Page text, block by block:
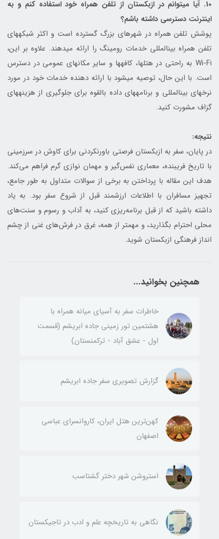
10. آیا می‎توانم در ازبکستان از تلفن همراه خود استفاده کنم و به
اینترنت دسترسی داشته باشم؟
پوشش تلفن همراه در شهرهای بزرگ گسترده است و اکثر شبکه‎های
تلفن همراه بین‎المللی خدمات رومینگ را ارائه می‎دهند. علاوه بر این،
Wi-Fi به راحتی در هتل‎ها، کافه‎ها و سایر مکان‎های عمومی در دسترس
است. با این حال، توصیه می‎شود با ارائه دهنده خدمات خود در مورد
نرخ‎های بین‎المللی و برنامه‎های داده بالقوه برای جلوگیری از هزینه‎های
گزاف مشورت کنید.
نتیجه:
در پایان، سفر به ازبکستان فرصتی باورنکردنی برای کاوش در سرزمینی
با تاریخ فریبنده، معماری نفس‌گیر و مهمان نوازی گرم فراهم می‌کند.
هدف این مقاله با پرداختن به برخی از سوالات متداول به طور جامع،
تجهیز مسافران با اطلاعات ارزشمند قبل از شروع سفر بود. به یاد
داشته باشید که از قبل برنامه‌ریزی کنید، به آداب و رسوم و سنت‌های
محلی احترام بگذارید، و مهمتر از همه، غرق در فرش‌های غنی از چشم
انداز فرهنگی ازبکستان شوید.
همچنین بخوانید...
خاطرات سفر به آسیای میانه همراه با
هشتمین تور زمینی جاده ابریشم (قسمت
اول - عشق آباد - ترکمنستان)
گزارش تصویری سفر جاده ابریشم
کهن‌ترین هتل ایران، کاروانسرای عباسی
اصفهان
استروشن شهر دختر گشتاسب
نگاهی به تاریخچه علم و ادب در تاجیکستان